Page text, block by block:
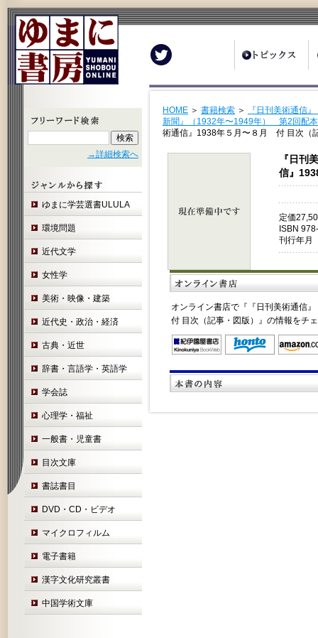
→詳細検索へ
ゆまに学芸選書ULULA
環境問題
近代文学
女性学
美術・映像・建築
近代史・政治・経済
古典・近世
辞書・言語学・英語学
学会誌
心理学・福祉
一般書・児童書
目次文庫
書誌書目
DVD・CD・ビデオ
マイクロフィルム
電子書籍
漢字文化研究叢書
中国学術文庫
HOME ＞ 書籍検索 ＞
『日刊美術通信
新聞』（1932年〜1949年） 第2回配
術通信』1938年５月〜８月 付 目次（
『日刊
信』
定価
ISBN
刊行年
オンライン書店で『『日刊美術通
付 目次（記事・図版）』の情報をチ